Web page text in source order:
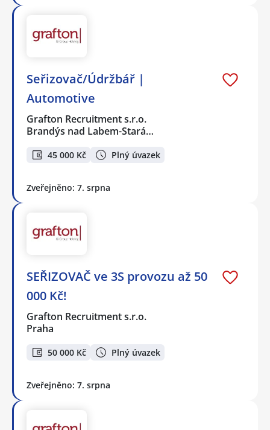
Seřizovač/Údržbář |
Automotive
Grafton Recruitment s.r.o.
Brandýs nad Labem-Stará…
45 000 Kč Plný úvazek
Zveřejněno: 7. srpna
SEŘIZOVAČ ve 3S provozu až 50
000 Kč!
Grafton Recruitment s.r.o.
Praha
50 000 Kč Plný úvazek
Zveřejněno: 7. srpna